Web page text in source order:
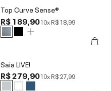
Top Curve Sense®
R$ 189,9010xR$ 18,99
Saia LIVE!
R$ 279,9010xR$ 27,99